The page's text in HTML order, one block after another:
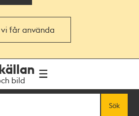
får använda
bild
Sök